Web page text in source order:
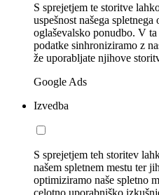
S sprejetjem te storitve
uspešnost našega
oglaševalsko ponudbo. V
podatke sinhroniziramo z
že uporabljate njihove
Google Ads
Izvedba
S sprejetjem teh storitev
našem spletnem mestu ter
optimiziramo naše spletno
celotno uporabniško